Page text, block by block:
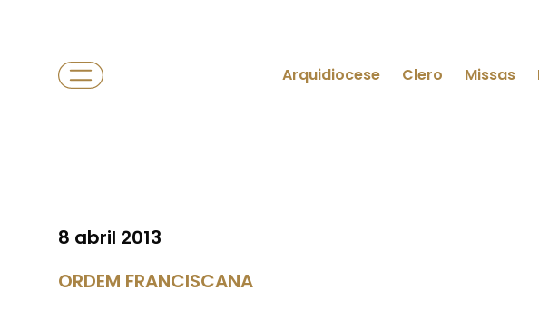
Arquidiocese Clero Missas
8 abril 2013
ORDEM FRANCISCANA